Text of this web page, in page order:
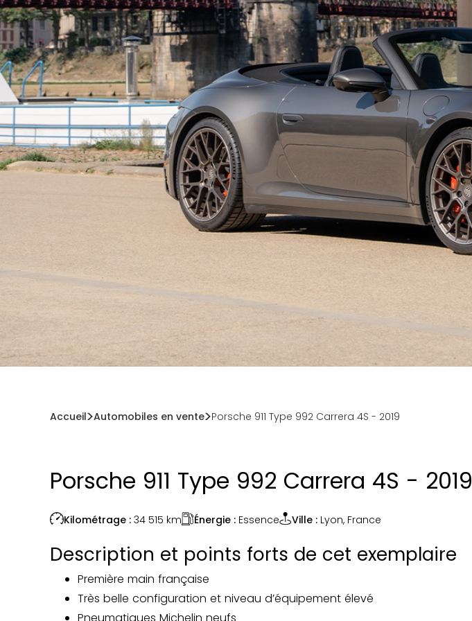
Accueil Automobiles en vente Porsche 911 Type 992 Carrera 4S - 2019
Porsche 911 Type 992 Carrera 4S - 2019
Kilométrage : 34 515 km Énergie : Essence Ville : Lyon, France
Description et points forts de cet exemplaire
Première main française
Très belle configuration et niveau d’équipement élevé